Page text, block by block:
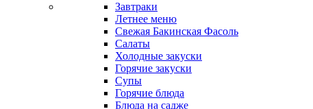
Завтраки
Летнее меню
Свежая Бакинская Фасоль
Салаты
Холодные закуски
Горячие закуски
Супы
Горячие блюда
Блюда на садже